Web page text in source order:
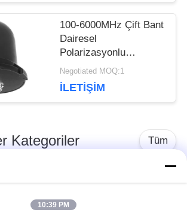
100-6000MHz Çift Bant
Dairesel
Polarizasyonlu
Omnidirectional
Antenna, Drone İzleme
ve Karşı önlem için
Negotiated MOQ:1
İLETIŞIM
Kategoriler Tüm
Drone sakatlama
modülü
10:39 PM